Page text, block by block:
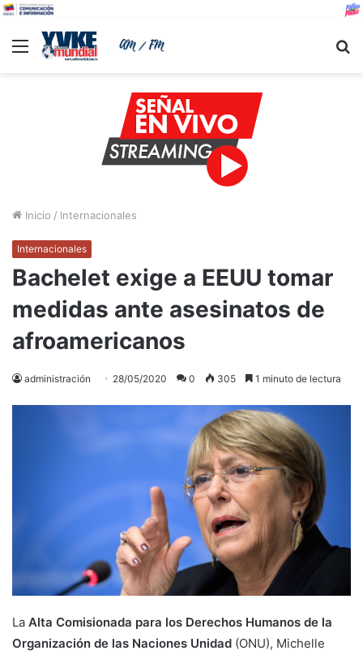
Menu
Inicio / Internacionales
Internacionales
Bachelet exige a EEUU tomar
medidas ante asesinatos de
afroamericanos
administración 28/05/2020 0 305 1 minuto de lectura
La Alta Comisionada para los Derechos Humanos de la
Organización de las Naciones Unidad (ONU), Michelle